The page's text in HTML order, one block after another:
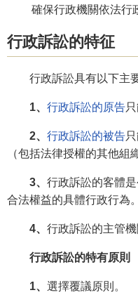
確保行政機關依法行
行政訴訟的特征
行政訴訟具有以下主要
1、 行政訴訟的原告
2、 行政訴訟的被告
（包括法律授權的其他組
3、 行政訴訟的客體
合法權益的具體行政行為。
4、 行政訴訟的主管機
行政訴訟的特有原則
1、 選擇覆議原則。